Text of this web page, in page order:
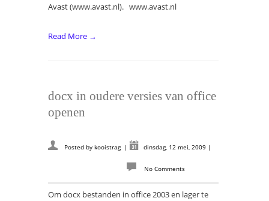
Avast (www.avast.nl). www.avast.nl
Read More →
docx in oudere versies van office
openen
Posted by kooistrag | dinsdag, 12 mei, 2009 |
No Comments
Om docx bestanden in office 2003 en lager te